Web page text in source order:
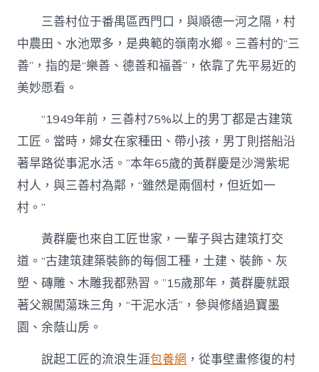
三善村位于番禺區西門口，與順德一河之隔，村
中農田、水池眾多，是典範的嶺南水鄉。三善村的“三
善”，指的是“樂善、德善和福善”，依靠了先平易近的
美妙愿看。
“1949年前，三善村75%以上的男丁都是古建筑
工匠。當時，婦女在家種田、帶小孩，男丁則搭船沿
著旱路從事泥水活。”本年65歲的黃群慶是沙灣紫坭
村人，與三善村為鄰，“雖然是兩個村，但近如一
村。”
黃群慶也來自工匠世家，一輩子與古建筑打交
道。“古建筑建築裝飾的每個工種，土建、裝飾、灰
塑、磚雕、木雕我都熟習。”15歲那年，黃群慶就跟
著父親闖蕩珠三角，“干泥水活”，參與修繕過寶墨
園、余蔭山房。
說起工匠的流浪生涯包養網 ，從事壁畫修復的村